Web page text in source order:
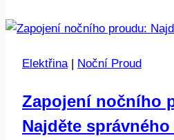
tepelné
Jak
Elektřina| Noční Proud
Zapojení nočního
Najděte